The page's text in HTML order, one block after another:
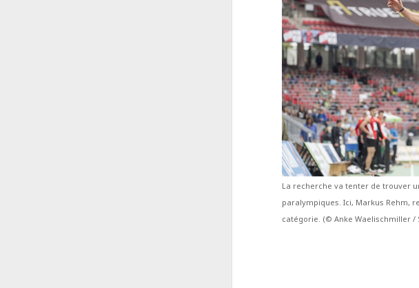
La recherche va tenter de trouver
paralympiques. Ici, Markus Rehm,
catégorie. (© Anke Waelischmiller /